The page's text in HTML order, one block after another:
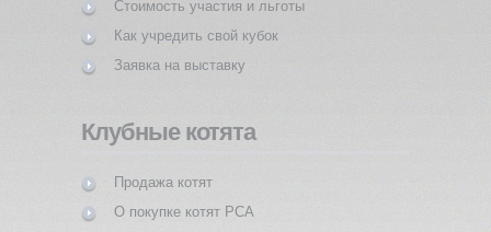
Стоимость участия и льготы
Как учредить свой кубок
Заявка на выставку
Клубные котята
Продажа котят
О покупке котят PCA